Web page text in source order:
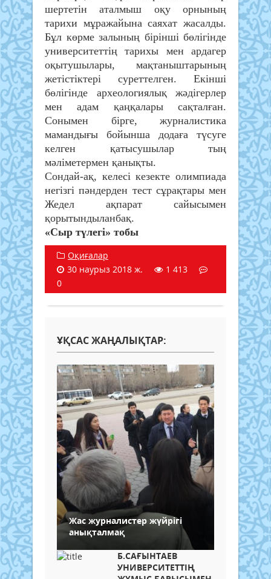
шертетін аталмыш оқу орнының
тарихи мұражайына саяхат жасалды.
Бұл көрме залының бірінші бөлігінде
университеттің тарихы мен ардагер
оқытушылары, мақтаныштарының
жетістіктері суреттелген. Екінші
бөлігінде археологиялық жәдігерлер
мен адам қаңқалары сақталған.
Сонымен бірге, журналистика
мамандығы бойынша додаға түсуге
келген қатысушылар тың
мәліметермен қанықты.
Сондай-ақ, келесі кезекте олимпиада
негізгі пәндерден тест сұрақтары мен
Жедел ақпарат сайысымен
қорытындыланбақ.
«Сыр түлегі» тобы
Оқиғалар
30 наурыз 2018 ж.
1 413
0
ҰҚСАС ЖАҢАЛЫҚТАР:
Жас журналистер жүйрігі
анықталмақ
Б.САҒЫНТАЕВ
УНИВЕРСИТЕТТІҢ